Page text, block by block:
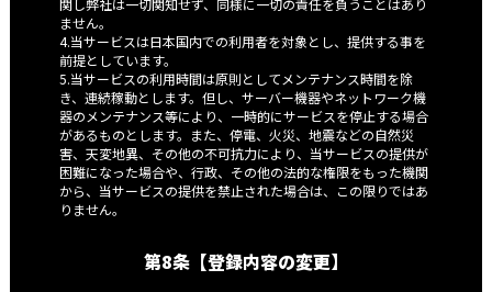
関し弊社は一切関知せず、同様に一切の責任を負うことはあり
ません。
4.当サービスは日本国内での利用者を対象とし、提供する事を
前提としています。
5.当サービスの利用時間は原則としてメンテナンス時間を除
き、連続稼動とします。但し、サーバー機器やネットワーク機
器のメンテナンス等により、一時的にサービスを停止する場合
があるものとします。また、停電、火災、地震などの自然災
害、天変地異、その他の不可抗力により、当サービスの提供が
困難になった場合や、行政、その他の法的な権限をもった機関
から、当サービスの提供を禁止された場合は、この限りではあ
りません。
第8条【登録内容の変更】